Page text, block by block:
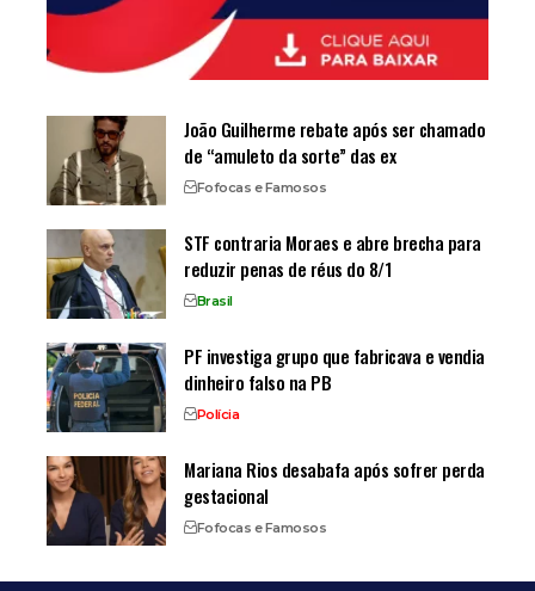
João Guilherme rebate após ser chamado
de “amuleto da sorte” das ex
Fofocas e Famosos
STF contraria Moraes e abre brecha para
reduzir penas de réus do 8/1
Brasil
PF investiga grupo que fabricava e vendia
dinheiro falso na PB
Polícia
Mariana Rios desabafa após sofrer perda
gestacional
Fofocas e Famosos